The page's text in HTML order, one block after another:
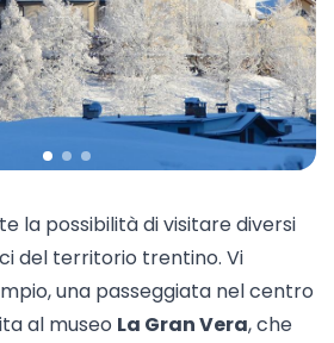
la possibilità di visitare diversi
del territorio trentino. Vi
una passeggiata nel centro
al museo La Gran Vera, che